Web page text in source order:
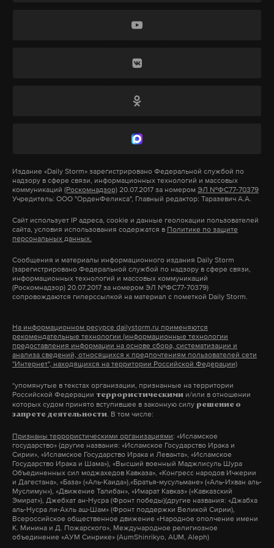
При этом со стороны Калининградской области
«Среди вариантов, которые необходимо
с Белоруссией и ограничение транзита в
В пресс-службе Науседы добавили, что
происходящее президент считает «гибридной
атакой против Литвы», требующей
«симметричную и асимметричную реакцию». При
этом какой именно транзит (автотранспортный
ограничить, не уточняется.
работает там, где тормозит интернет.
А еще мы есть вTelegram,ДзениVK.
Дзен VK
#белоруссия #литва #калининградская область
Издание «Daily Storm» зарегистрировано Федеральной службой по
надзору в сфере связи, информационных технологий и массовых
коммуникаций (Роскомнадзор) 20.07.2017 за номером ЭЛ №ФС77-70379
Учредитель: ООО "ОрденФеликса", Главный редактор: Таразевич А.А.
Сайт использует IP адреса, cookie и данные геолокации пользователей
сайта, условия использования содержатся в Политике по защите
персональных данных.
Сообщения и материалы информационного издания Daily Storm
(зарегистрировано Федеральной службой по надзору в сфере связи,
информационных технологий и массовых коммуникаций
(Роскомнадзор) 20.07.2017 за номером ЭЛ №ФС77-70379)
сопровождаются гиперссылкой на материал с пометкой Daily Storm.
На информационном ресурсе dailystorm.ru применяются
рекомендательные технологии (информационные технологии
предоставления информации на основе сбора, систематизации и
анализа сведений, относящихся к предпочтениям пользователей сети
"Интернет", находящихся на территории Российской Федерации)
*упомянутые в текстах организации, признанные на территории
Российской Федерации террористическими и/или в отношении
которых судом принято вступившее в законную силу решение о
запрете деятельности. В том числе:
Признаны террористическими организациями: «Исламское
государство» (другие названия: «Исламское Государство Ирака и
Сирии», «Исламское Государство Ирака и Леванта», «Исламское
Государство Ирака и Шама»), «Высший военный Маджлисуль Шура
Объединенных сил моджахедов Кавказа», «Конгресс народов Ичкерии
и Дагестана», «База» («Аль-Каида»),«Братья-мусульмане» («Аль-Ихван аль-
Муслимун»), «Движение Талибан», «Имарат Кавказ» («Кавказский
Эмират»), Джебхат ан-Нусра (Фронт победы)(другие названия: «Джабха
аль-Нусра ли-Ахль аш-Шам» (Фронт поддержки Великой Сирии),
Всероссийское общественное движение «Народное ополчение имени
К. Минина и Д. Пожарского», Международное религиозное
объединение «АУМ Синрике» (AumShinrikyo, AUM, Aleph)